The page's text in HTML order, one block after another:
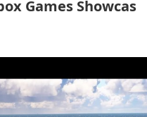
Games Showcas